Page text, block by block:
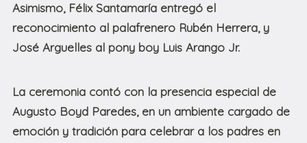
Asimismo, Félix Santamaría entregó el
reconocimiento al palafrenero Rubén Herrera, y
José Arguelles al pony boy Luis Arango Jr.
La ceremonia contó con la presencia especial de
Augusto Boyd Paredes, en un ambiente cargado de
emoción y tradición para celebrar a los padres en